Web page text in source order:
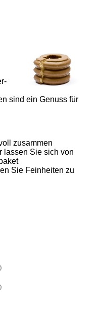
sind ein Genuss für
zusammen
lassen Sie sich von
Sie Feinheiten zu